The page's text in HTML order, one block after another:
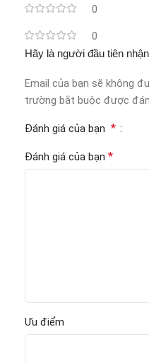
0
0
Hãy là người đầu tiên
Email của bạn sẽ không
trường bắt buộc được
Đánh giá của bạn *
Đánh giá của bạn *
Ưu điểm